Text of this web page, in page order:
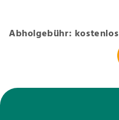
Abholgebühr: kostenlos